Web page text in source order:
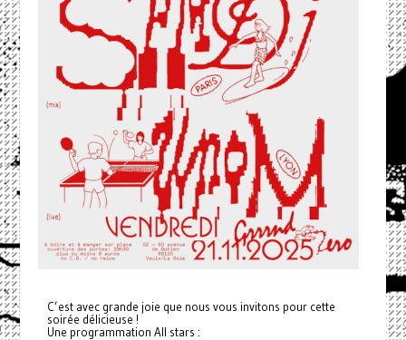
C’est avec grande joie que nous vous invitons pour cette
soirée délicieuse !
Une programmation All stars :